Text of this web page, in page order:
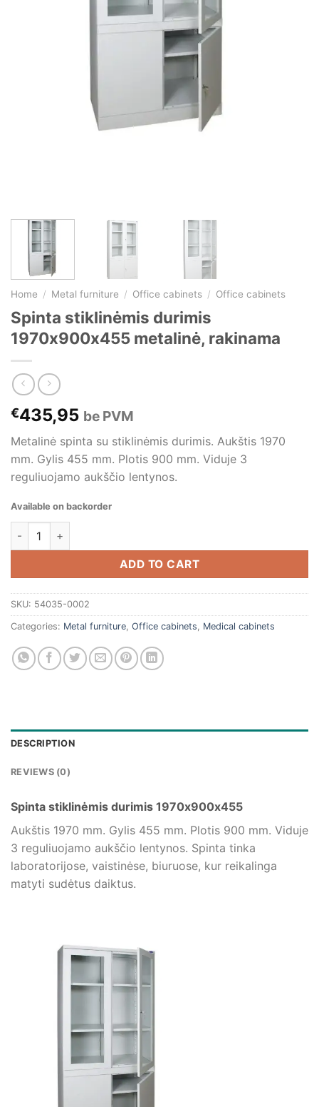
Home / Metal furniture / Office cabinets / Office cabinets
Spinta stiklinėmis durimis
1970x900x455 metalinė, rakinama
€435,95 be PVM
Metalinė spinta su stiklinėmis durimis. Aukštis 1970
mm. Gylis 455 mm. Plotis 900 mm. Viduje 3
reguliuojamo aukščio lentynos.
Available on backorder
Spinta stiklinėmis durimis 1970x900x455 metalinė,
ADD TO CART
SKU: 54035-0002
Categories: Metal furniture Office cabinets Medical cabinets
DESCRIPTION
REVIEWS (0)
Spinta stiklinėmis durimis 1970x900x455
Aukštis 1970 mm. Gylis 455 mm. Plotis 900 mm. Viduje
3 reguliuojamo aukščio lentynos. Spinta tinka
laboratorijose, vaistinėse, biuruose, kur reikalinga
matyti sudėtus daiktus.